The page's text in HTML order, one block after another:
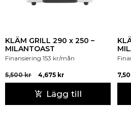
KLÄM GRILL 290 x 250 –
MILANTOAST
Finansiering 153 kr/mån
5,500kr 4,675 kr
Lägg till